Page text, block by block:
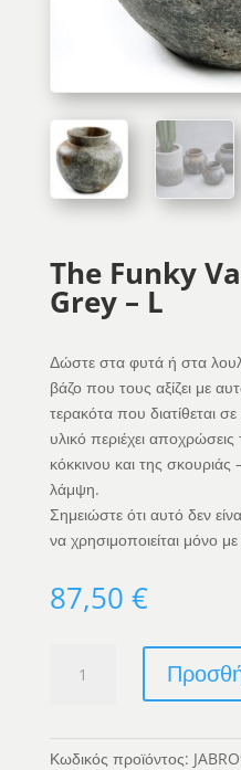
The Funky
Grey – L
Δώστε στα φυτά ή στα
βάζο που τους αξίζει με
τερακότα που διατίθεται
υλικό περιέχει
κόκκινου και της
λάμψη.
Σημειώστε ότι αυτό δεν
να χρησιμοποιείται μόνο
87,50 €
Funky
Antique
Κωδικός προϊόντος: